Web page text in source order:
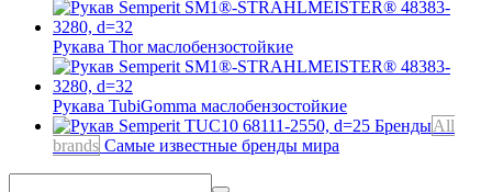
Рукава Thorмаслобензостойкие
Рукава TubiGomma маслобензостойкие
БрендыAll
brands Самые известные бренды мира